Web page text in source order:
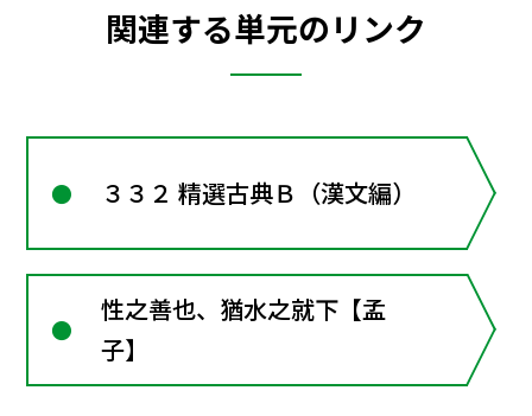
関連する単元のリンク
３３２ 精選古典Ｂ（漢文編）
性之善也、猶水之就下【孟
子】